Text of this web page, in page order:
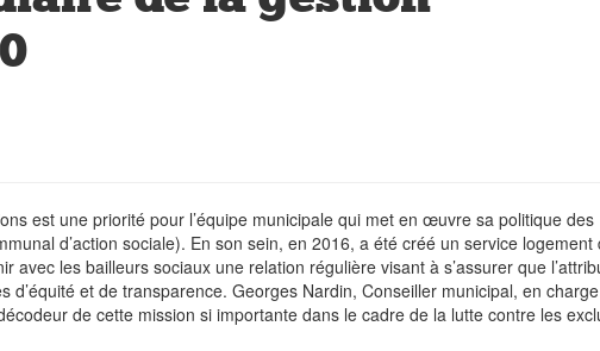
est une priorité pour l’équipe municipale qui met en œuvre sa politique des
d’action sociale). En son sein, en 2016, a été créé un service logement
avec les bailleurs sociaux une relation régulière visant à s’assurer que
d’équité et de transparence. Georges Nardin, Conseiller municipal, en
de cette mission si importante dans le cadre de la lutte contre les